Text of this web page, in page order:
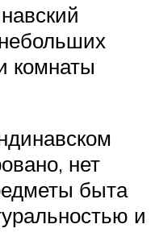
комнаты
нет
быта
и